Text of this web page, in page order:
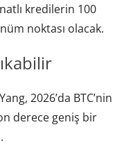
kredilerin 100
noktası olacak.
2026’da BTC’nin
derece geniş bir